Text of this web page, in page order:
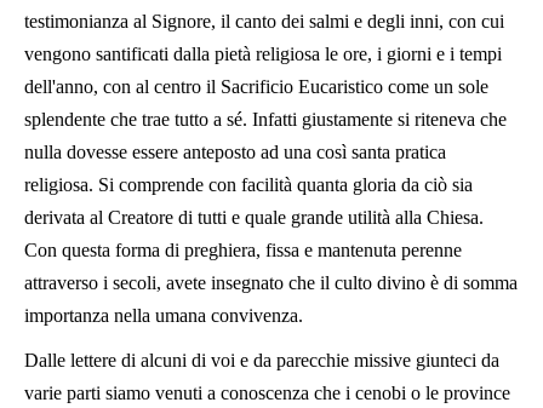
testimonianza al Signore, il canto dei salmi e degli inni, con cui
vengono santificati dalla pietà religiosa le ore, i giorni e i tempi
dell'anno, con al centro il Sacrificio Eucaristico come un sole
splendente che trae tutto a sé. Infatti giustamente si riteneva che
nulla dovesse essere anteposto ad una così santa pratica
religiosa. Si comprende con facilità quanta gloria da ciò sia
derivata al Creatore di tutti e quale grande utilità alla Chiesa.
Con questa forma di preghiera, fissa e mantenuta perenne
attraverso i secoli, avete insegnato che il culto divino è di somma
importanza nella umana convivenza.
Dalle lettere di alcuni di voi e da parecchie missive giunteci da
varie parti siamo venuti a conoscenza che i cenobi o le province